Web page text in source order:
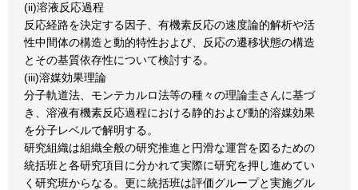
(ii)溶液反応過程
反応経路を決定する因子、有機素反応の速度論的解析や活
性中間体の構造と動的特性および、反応の遷移状態の構造
とその基質依存性について検討する。
(iii)溶媒効果理論
分子軌道法、モンテカルロ法等の種々の理論圭さんに基づ
き、溶液有機素反応過程における静的および動的溶媒効果
を分子レベルで解明する。
研究組織は組織全般の研究推進と円滑な運営を図るための
統括班と各研究項目に分かれて実際に研究を押し進めてい
く研究班からなる。更に統括班は評価グループと実施グル